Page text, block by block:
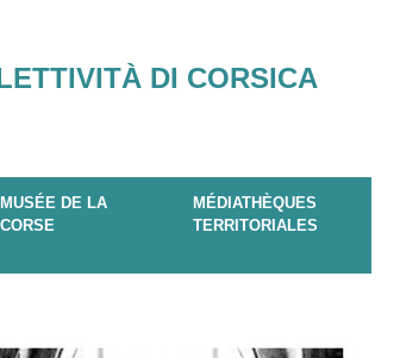
DI CORSICA
MUSÉE DE LA
CORSE
MÉDIATHÈQUES
TERRITORIALES